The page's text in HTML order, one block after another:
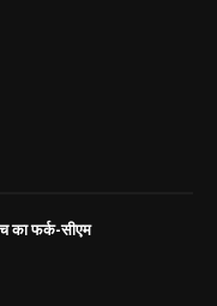
का फर्क-सीएम